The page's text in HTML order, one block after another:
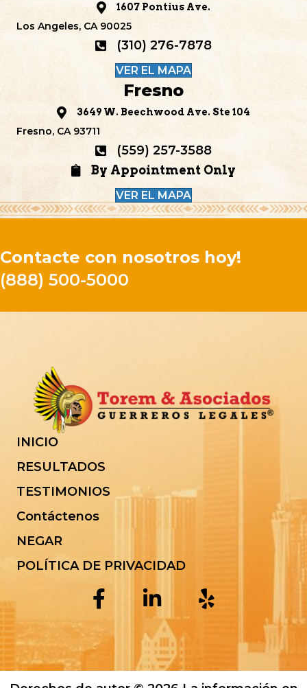
1607 Pontius Ave.
Los Angeles, CA 90025
(310) 276-7878
VER EL MAPA
Fresno
3649 W. Beechwood Ave. Ste 104
Fresno, CA 93711
(559) 257-3588
By Appointment Only
VER EL MAPA
Contacte con nosotros hoy!
(888) 500-5000
INICIO
RESULTADOS
TESTIMONIOS
Contáctenos
NEGAR
POLÍTICA DE PRIVACIDAD